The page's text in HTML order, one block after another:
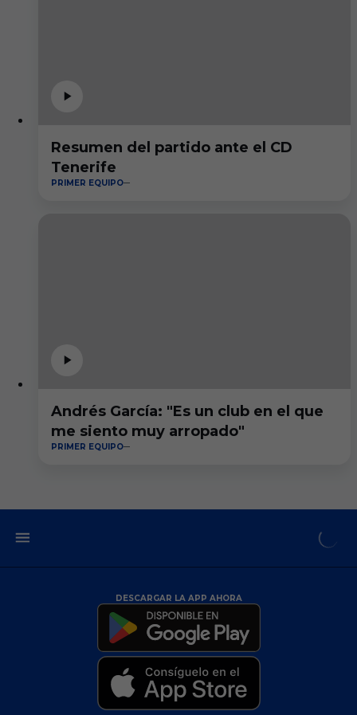
Resumen del partido ante el CD
Tenerife
PRIMER EQUIPO
Andrés García: "Es un club en el que
me siento muy arropado"
PRIMER EQUIPO
DESCARGAR LA APP AHORA